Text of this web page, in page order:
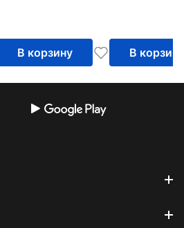
В корзину В корзину